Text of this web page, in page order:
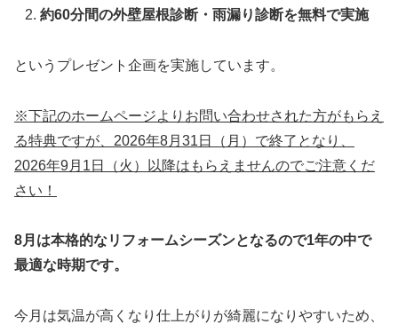
約60分間の外壁屋根診断・雨漏り診断を無料で実施
というプレゼント企画を実施しています。
※下記のホームページよりお問い合わせされた方がもらえ
る特典ですが、2026年8月31日（月）で終了となり、
2026年9月1日（火）以降はもらえませんのでご注意くだ
さい！
8月は本格的なリフォームシーズンとなるので1年の中で
最適な時期です。
今月は気温が高くなり仕上がりが綺麗になりやすいため、